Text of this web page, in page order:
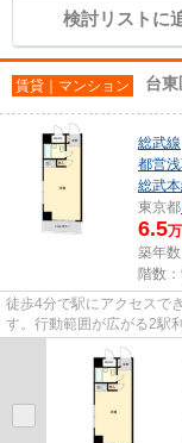
検討リストに
賃貸｜マンション 台
総武線
都営
総武
東京都
6.5
築年
階数
徒歩4分で駅にアクセスで
す。行動範囲が広がる2駅
ことなら、地域に密着した